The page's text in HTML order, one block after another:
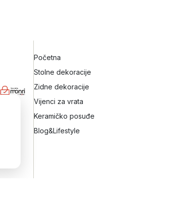
Početna
Stolne dekoracije
Zidne dekoracije
Vijenci za vrata
Keramičko posuđe
Blog&Lifestyle